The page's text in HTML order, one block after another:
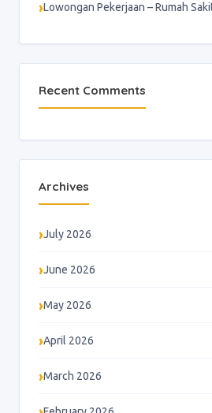
Lowongan Pekerjaan – Rumah
Recent Comments
Archives
July 2026
June 2026
May 2026
April 2026
March 2026